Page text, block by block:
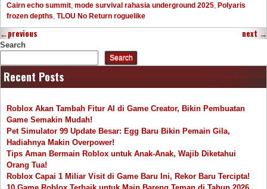
Cairn echo summit mode survival rahasia underground 2025 Polyaris
frozen depths TLOU No Return roguelike
←previous next →
Search
Search
Recent Posts
Roblox Akan Tambah Fitur AI di Game Creator, Bikin Pembuatan
Game Semakin Mudah!
Pet Simulator 99 Update Besar: Egg Baru Bikin Pemain Gila,
Hadiahnya Makin Overpower!
Tips Aman Bermain Roblox untuk Anak-Anak, Wajib Diketahui
Orang Tua!
Roblox Capai 1 Miliar Visit di Game Baru Ini, Rekor Baru Tercipta!